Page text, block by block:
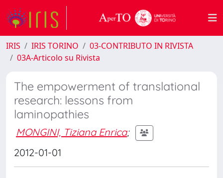
IRIS IRIS TORINO
03-CONTRIBUTO IN RIVISTA
03A-Articolo su Rivista
The empowerment of translational
research: lessons from
laminopathies
MONGINI, Tiziana Enrica;
2012-01-01